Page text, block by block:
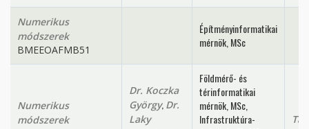
Numerikus
módszerek
BMEEOAFMB51
Építményinformatikai
mérnök, MSc
Numerikus
módszerek
Dr. Koczka
György, Dr.
Laky
Földmérő- és
térinformatikai
mérnök, MSc,
Infrastruktúra-